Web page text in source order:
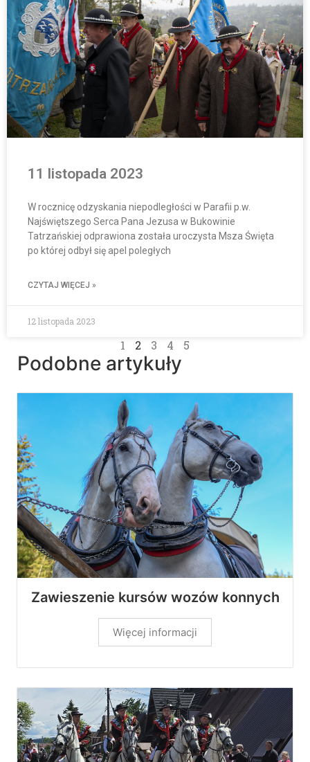
11 listopada 2023
W rocznicę odzyskania niepodległości w Parafii p.w.
Najświętszego Serca Pana Jezusa w Bukowinie
Tatrzańskiej odprawiona została uroczysta Msza Święta
po której odbył się apel poległych
CZYTAJ WIĘCEJ »
12 listopada 2023
1 2 3 4 5
Podobne artykuły
Zawieszenie kursów wozów konnych
Więcej informacji